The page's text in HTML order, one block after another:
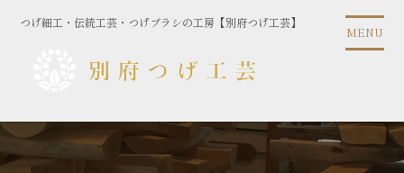
に
ス
キ
つげ細工・伝統工芸・つげブラシの工房【別府つげ工芸】
MENU